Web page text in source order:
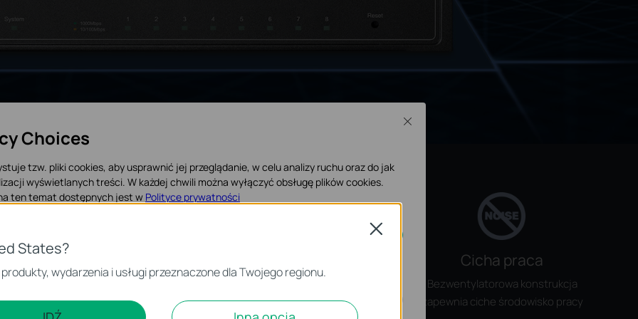
funkcje
warstwy 2+
statyczny, ACL,
zabezpieczenia
Inwestycja w ochronę
Cicha praca
Bezwentylatorowa konstrukcja
zapewnia ciche środowisko pracy
States?
wydarzenia i usługi przeznaczone dla Twojego regionu.
Close
Choices
tzw. pliki cookies, aby usprawnić jej przeglądanie, w celu analizy ruchu oraz do jak
wyświetlanych treści. W każdej chwili można wyłączyć obsługę plików cookies.
ten temat dostępnych jest w Polityce prywatności
analizy i marketingu
Close